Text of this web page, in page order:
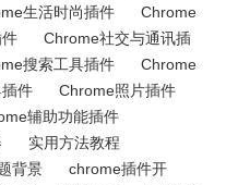
生活时尚插件
Chrome
Chrome社交与通讯插
搜索工具插件
Chrome
件
Chrome照片插件
辅助功能插件
实用方法教程
背景
chrome插件开